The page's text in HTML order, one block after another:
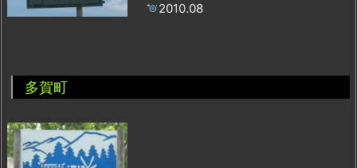
2010.08
多賀町